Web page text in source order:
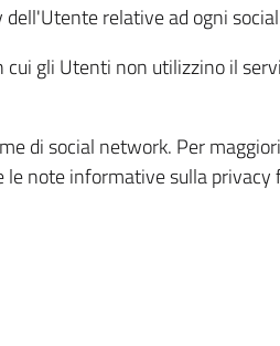
relative ad ogni
gli Utenti non utilizzino il
di social network. Per
note informative sulla privacy